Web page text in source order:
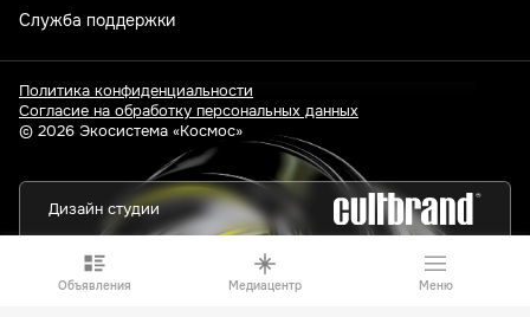
Объявления Медиацентр Меню
Служба поддержки
© 2026 Экосистема «Космос»
Политика конфиденциальности
Согласие на обработку персональных данных
Дизайн студии